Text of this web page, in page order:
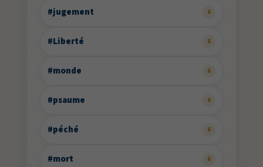
#jugement 6
#Liberté 6
#monde 6
#psaume 6
#péché 6
#mort 6